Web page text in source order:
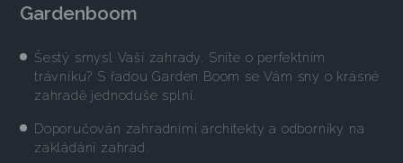
Gardenboom
Šestý smysl Vaší zahrady. Sníte o perfektním
trávníku? S řadou Garden Boom se Vám sny o krásné
zahradě jednoduše splní.
Doporučován zahradními architekty a odborníky na
zakládání zahrad.